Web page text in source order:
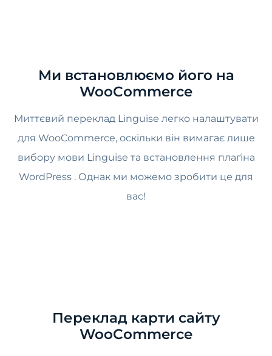
Ми встановлюємо його на
WooCommerce
Миттєвий переклад Linguise легко налаштувати
для WooCommerce, оскільки він вимагає лише
вибору мови Linguise та встановлення плаґіна
WordPress . Однак ми можемо зробити це для
вас!
Переклад карти сайту
WooCommerce